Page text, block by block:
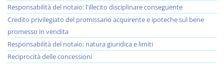
Responsabilità del notaio: l'illecito disciplinare conseguente
Credito privilegiato del promissario acquirente e ipoteche sul bene
promesso in vendita
Responsabilità del notaio: natura giuridica e limiti
Reciprocità delle concessioni